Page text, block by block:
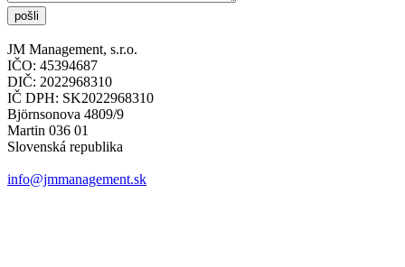
pošli
JM Management, s.r.o.
IČO: 45394687
DIČ: 2022968310
IČ DPH: SK2022968310
Björnsonova 4809/9
Martin 036 01
Slovenská republika
info@jmmanagement.sk